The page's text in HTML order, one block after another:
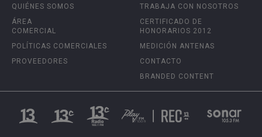
QUIÉNES SOMOS
ÁREA
COMERCIAL
POLÍTICAS COMERCIALES
PROVEEDORES
TRABAJA CON NOSOTROS
CERTIFICADO DE
HONORARIOS 2012
MEDICIÓN ANTENAS
CONTACTO
BRANDED CONTENT